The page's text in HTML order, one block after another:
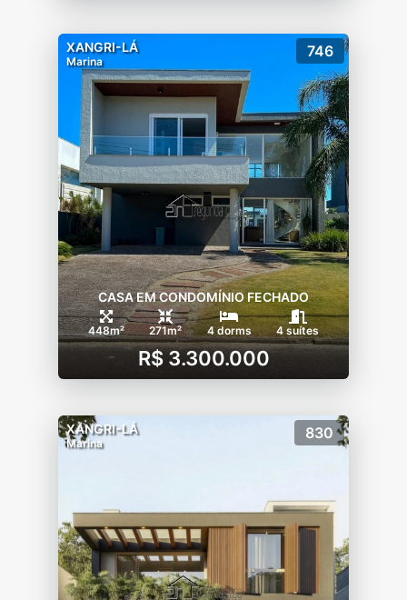
XANGRI-LÁ
Marina
746
CASA EM CONDOMÍNIO FECHADO
448m² 271m² 4 dorms 4 suítes
R$ 3.300.000
XANGRI-LÁ
Marina
830